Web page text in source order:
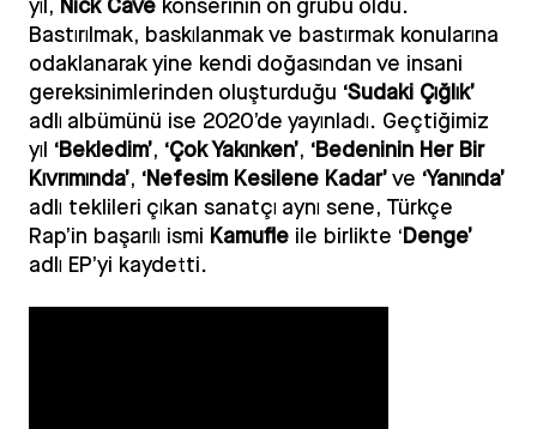
Bastırılmak, baskılanmak ve bastırmak konularına
odaklanarak yine kendi doğasından ve insani
gereksinimlerinden oluşturduğu ‘Sudaki Çığlık’
adlı albümünü ise 2020’de yayınladı. Geçtiğimiz
yıl ‘Bekledim’, ‘Çok Yakınken’, ‘Bedeninin Her Bir
Kıvrımında’, ‘Nefesim Kesilene Kadar’ve ‘Yanında’
adlı teklileri çıkan sanatçı aynı sene, Türkçe
Rap’in başarılı ismi Kamufle ile birlikte ‘Denge’
adlı EP’yi kaydetti.